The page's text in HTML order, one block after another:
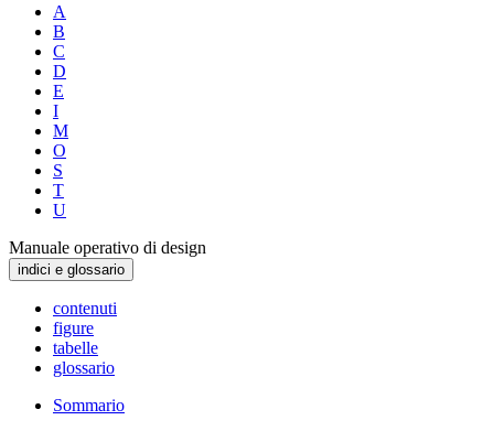
A
B
C
D
E
I
M
O
S
T
U
Manuale operativo di design
indici e glossario
contenuti
figure
tabelle
glossario
Sommario